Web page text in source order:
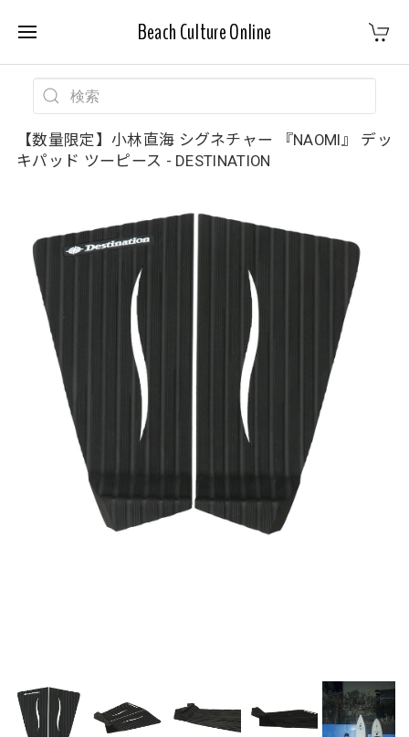
Beach Culture Online
【数量限定】小林直海 シグネチャー 『NAOMI』 デッ
キパッド ツーピース - DESTINATION